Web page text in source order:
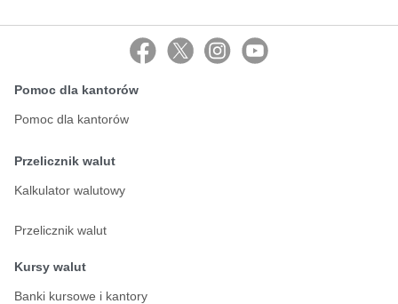
Pomoc dla kantorów
Pomoc dla kantorów
Przelicznik walut
Kalkulator walutowy
Przelicznik walut
Kursy walut
Banki kursowe i kantory